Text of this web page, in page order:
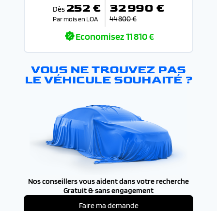
Dès 252 €
Par mois en LOA
32 990 €
44 800 €
Economisez11 810 €
VOUS NE TROUVEZ PAS
LE VÉHICULE SOUHAITÉ ?
Nos conseillers vous aident dans votre recherche
Gratuit & sans engagement
Faire ma demande